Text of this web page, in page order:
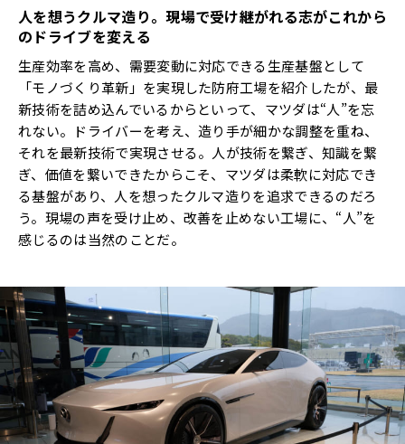
人を想うクルマ造り。現場で受け継がれる志がこれから
のドライブを変える
生産効率を高め、需要変動に対応できる生産基盤として
「モノづくり革新」を実現した防府工場を紹介したが、最
新技術を詰め込んでいるからといって、マツダは“人”を忘
れない。ドライバーを考え、造り手が細かな調整を重ね、
それを最新技術で実現させる。人が技術を繋ぎ、知識を繋
ぎ、価値を繋いできたからこそ、マツダは柔軟に対応でき
る基盤があり、人を想ったクルマ造りを追求できるのだろ
う。現場の声を受け止め、改善を止めない工場に、“人”を
感じるのは当然のことだ。